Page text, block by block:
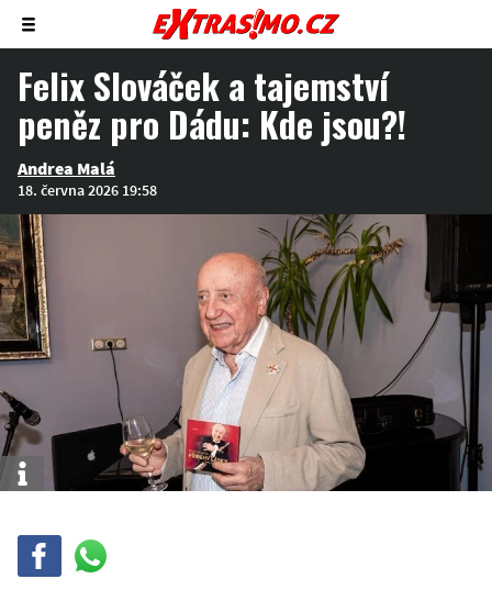
Zobrazit/skrýt
menu
Felix Slováček a tajemství
peněz pro Dádu: Kde jsou?!
Andrea Malá
18. června 2026 19:58
Info
Sdílej